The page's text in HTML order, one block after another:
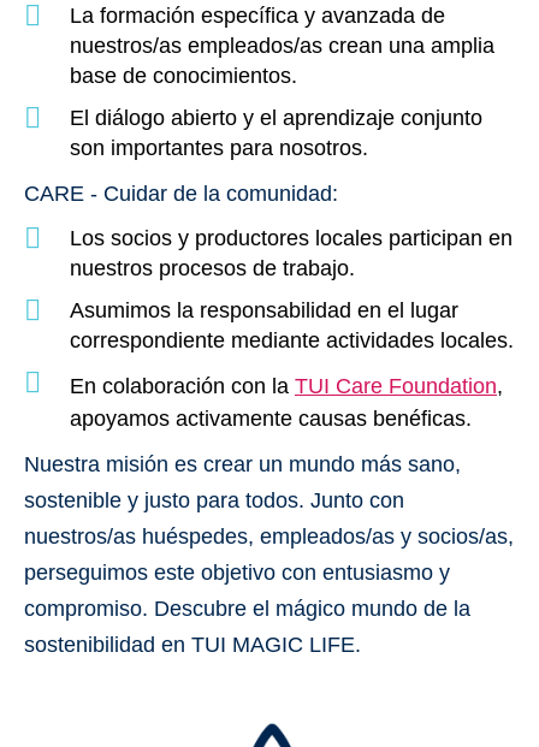
La formación específica y avanzada de
nuestros/as empleados/as crean una amplia
base de conocimientos.
El diálogo abierto y el aprendizaje conjunto
son importantes para nosotros.
CARE - Cuidar de la comunidad:
Los socios y productores locales participan en
nuestros procesos de trabajo.
Asumimos la responsabilidad en el lugar
correspondiente mediante actividades locales.
En colaboración con la TUI Care Foundation,
apoyamos activamente causas benéficas.
Nuestra misión es crear un mundo más sano,
sostenible y justo para todos. Junto con
nuestros/as huéspedes, empleados/as y socios/as,
perseguimos este objetivo con entusiasmo y
compromiso. Descubre el mágico mundo de la
sostenibilidad en TUI MAGIC LIFE.